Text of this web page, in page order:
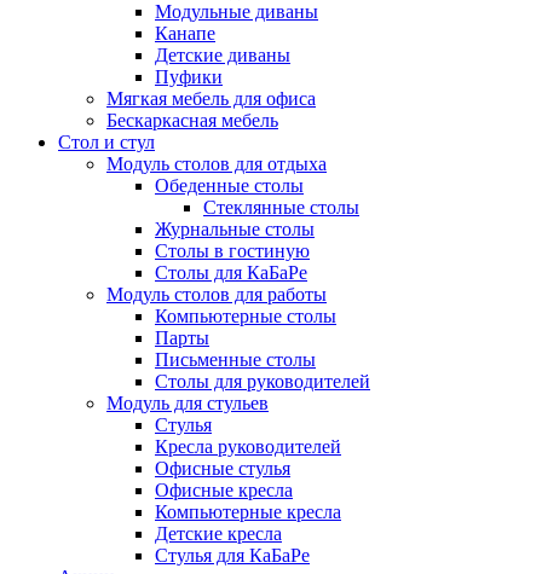
Модульные диваны
Канапе
Детские диваны
Пуфики
Мягкая мебель для офиса
Бескаркасная мебель
Стол и стул
Модуль столов для отдыха
Обеденные столы
Стеклянные столы
Журнальные столы
Столы в гостиную
Столы для КаБаРе
Модуль столов для работы
Компьютерные столы
Парты
Письменные столы
Столы для руководителей
Модуль для стульев
Стулья
Кресла руководителей
Офисные стулья
Офисные кресла
Компьютерные кресла
Детские кресла
Стулья для КаБаРе